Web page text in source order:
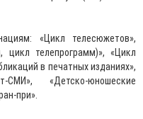
«Цикл телесюжетов»,
цикл телепрограмм)», «Цикл
в печатных изданиях»,
«Детско-юношеские
при».